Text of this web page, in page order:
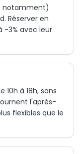
notamment)
Réserver en
-3% avec leur
10h à 18h, sans
l'après-
flexibles que le